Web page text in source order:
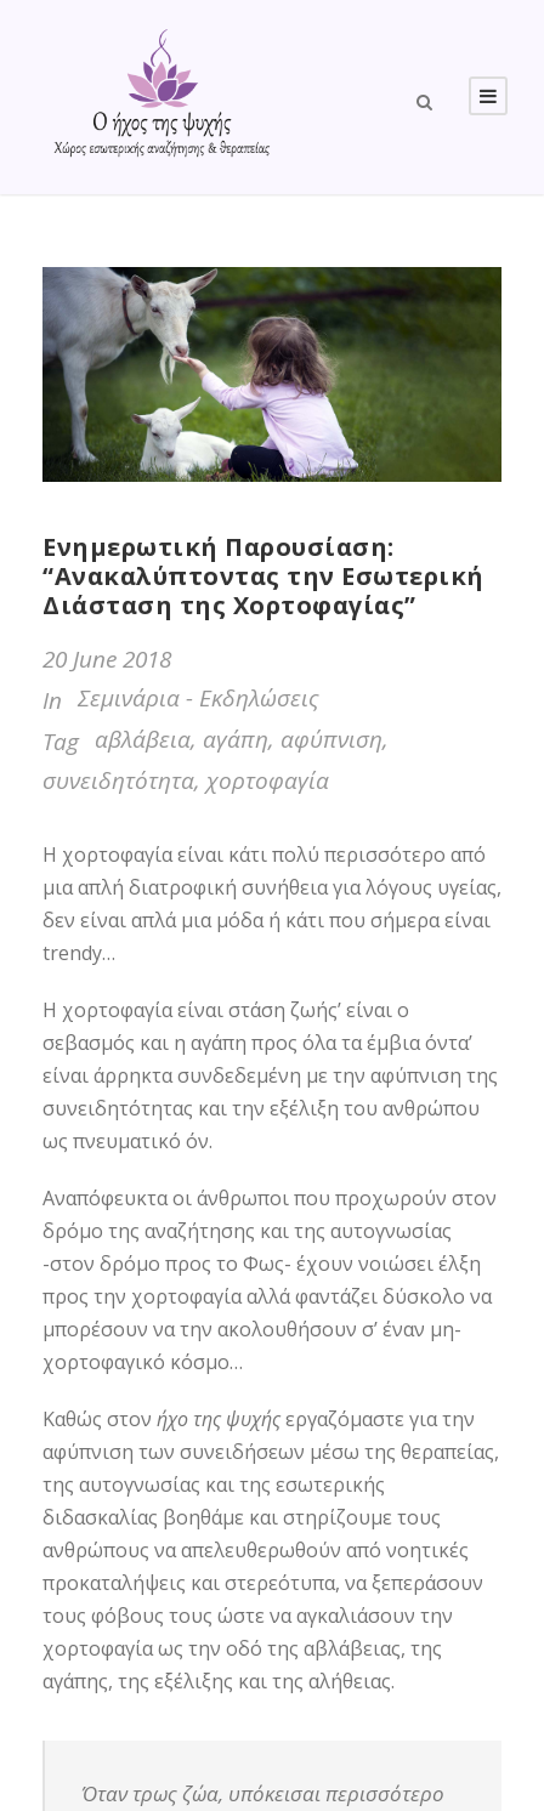
Ενημερωτική Παρουσίαση:
“Ανακαλύπτοντας την Εσωτερική
Διάσταση της Χορτοφαγίας”
20 June 2018
In Σεμινάρια - Εκδηλώσεις
Tag αβλάβεια, αγάπη, αφύπνιση,
συνειδητότητα, χορτοφαγία
Η χορτοφαγία είναι κάτι πολύ περισσότερο από
μια απλή διατροφική συνήθεια για λόγους υγείας,
δεν είναι απλά μια μόδα ή κάτι που σήμερα είναι
trendy…
Η χορτοφαγία είναι στάση ζωής’ είναι ο
σεβασμός και η αγάπη προς όλα τα έμβια όντα’
είναι άρρηκτα συνδεδεμένη με την αφύπνιση της
συνειδητότητας και την εξέλιξη του ανθρώπου
ως πνευματικό όν.
Αναπόφευκτα οι άνθρωποι που προχωρούν στον
δρόμο της αναζήτησης και της αυτογνωσίας
-στον δρόμο προς το Φως- έχουν νοιώσει έλξη
προς την χορτοφαγία αλλά φαντάζει δύσκολο να
μπορέσουν να την ακολουθήσουν σ’ έναν μη-
χορτοφαγικό κόσμο…
Καθώς στον ήχο της ψυχήςεργαζόμαστε για την
αφύπνιση των συνειδήσεων μέσω της θεραπείας,
της αυτογνωσίας και της εσωτερικής
διδασκαλίας βοηθάμε και στηρίζουμε τους
ανθρώπους να απελευθερωθούν από νοητικές
προκαταλήψεις και στερεότυπα, να ξεπεράσουν
τους φόβους τους ώστε να αγκαλιάσουν την
χορτοφαγία ως την οδό της αβλάβειας, της
αγάπης, της εξέλιξης και της αλήθειας.
Όταν τρως ζώα, υπόκεισαι περισσότερο